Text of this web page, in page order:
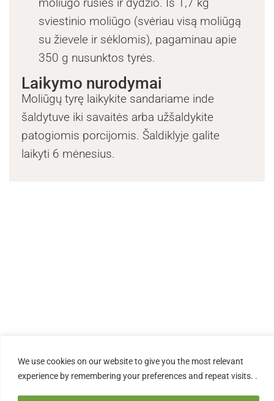
We use cookies on our website to give you the most relevant
experience by remembering your preferences and repeat visits. .
sviestinio moliūgo (svėriau visą moliūgą
su žievele ir sėklomis), pagaminau apie
350 g nusunktos tyrės.
Laikymo nurodymai
Moliūgų tyrę laikykite sandariame inde
šaldytuve iki savaitės arba užšaldykite
patogiomis porcijomis. Šaldiklyje galite
laikyti 6 mėnesius.
nupirktie man daugiau laiko saldžių receptų
kūrimui. Net ir hipotetinės kavos puodelis